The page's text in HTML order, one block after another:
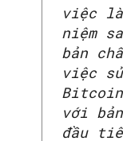
việc
niệm
bản
việc
với
đầu